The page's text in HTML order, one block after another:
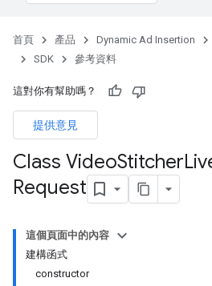
首頁 產品 Dynamic Ad Insertion
SDK
參考資料
這對你有幫助嗎？
提供意見
Class VideoStitcher
Request
這個頁面中的內容
建構函式
constructor